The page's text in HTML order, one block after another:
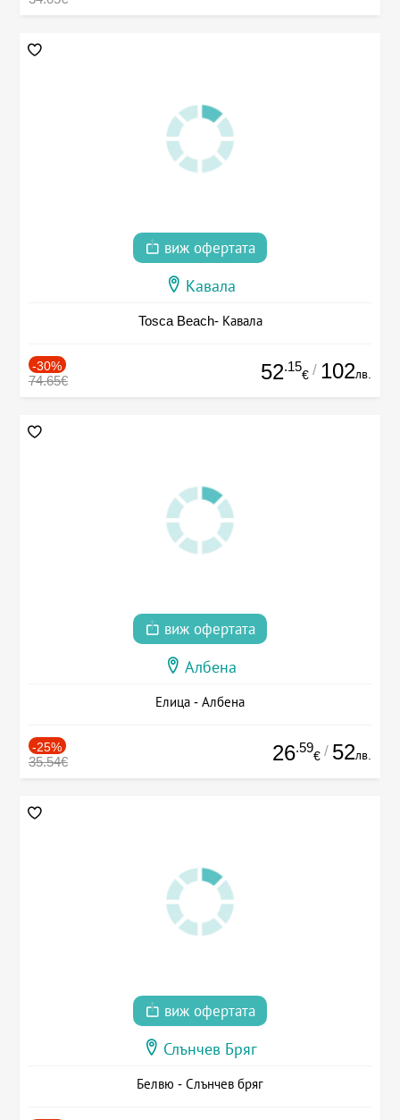
виж офертата
Кавала
Tosca Beach- Кавала
-30%
74.65€ 52.15
€ / 102лв.
виж офертата
Албена
Елица - Албена
-25%
35.54€ 26.59
€ / 52лв.
виж офертата
Слънчев Бряг
Белвю - Слънчев бряг